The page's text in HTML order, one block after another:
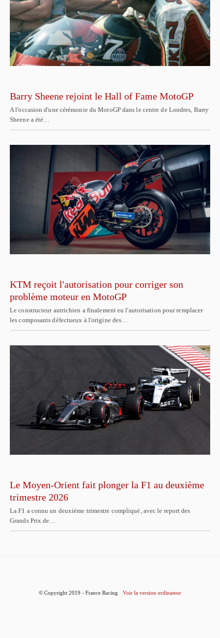
Barry Sheene rejoint le Hall of Fame MotoGP
A l'occasion d'une cérémonie du MotoGP dans le centre de Londres, Barry
Sheene a été…
KTM reçoit l'autorisation pour corriger son
problème moteur en MotoGP
Le constructeur autrichien a finalement eu l'autorisation pour remplacer
les composants défectueux à l'origine des…
Le Moyen-Orient fait plonger la F1 au deuxième
trimestre 2026
La F1 a connu un deuxième trimestre compliqué, avec le report des
Grands Prix de…
© Copyright 2019 - France Racing Voir la version ordinateur